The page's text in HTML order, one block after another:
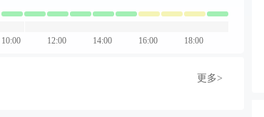
10:00 12:00 14:00 16:00 18:00
更多>